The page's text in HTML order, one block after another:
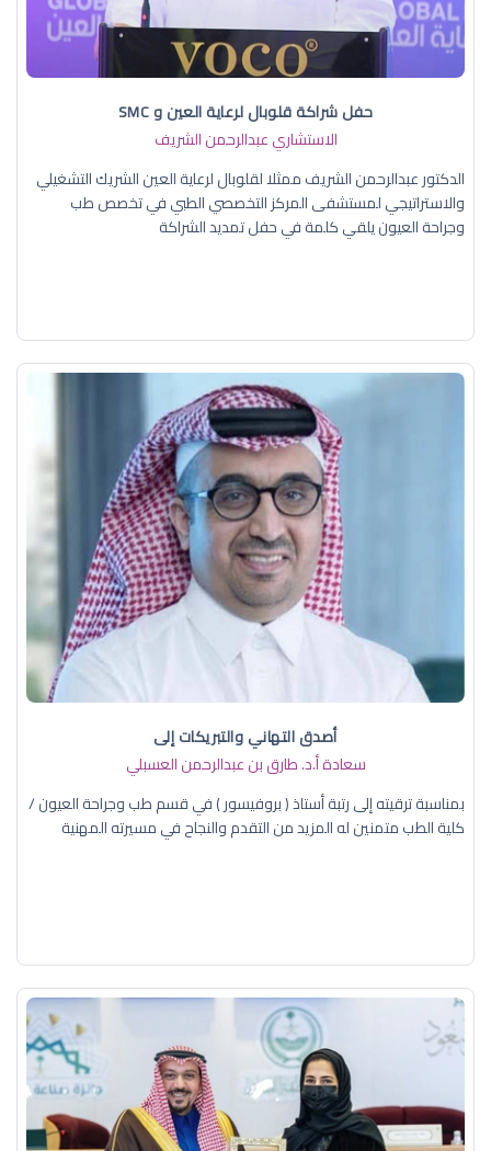
حفل شراكة قلوبال لرعاية العين و SMC
الاستشاري عبدالرحمن الشريف
الدكتور عبدالرحمن الشريف ممثلا لقلوبال لرعاية العين الشريك التشغيلي
والاستراتيجي لمستشفى المركز التخصصي الطبي في تخصص طب
وجراحة العيون يلقي كلمة في حفل تمديد الشراكة
أصدق التهاني والتبريكات إلى
سعادة أ.د. ​طارق بن عبدالرحمن العسبلي
بمناسبة ترقيته إلى رتبة أستاذ ( بروفيسور ) في قسم طب وجراحة العيون /
كلية الطب متمنين له المزيد من التقدم والنجاح في مسيرته المهنية